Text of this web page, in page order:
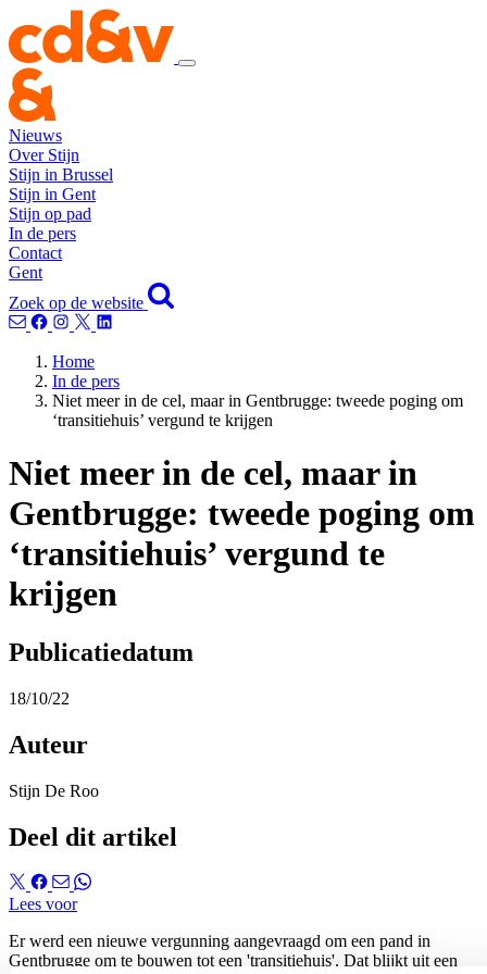
Nieuws
Over Stijn
Stijn in Brussel
Stijn in Gent
Stijn op pad
In de pers
Contact
Gent
Zoek op de website
Home
In de pers
Niet meer in de cel, maar in Gentbrugge: tweede poging om
‘transitiehuis’ vergund te krijgen
Niet meer in de cel, maar in
Gentbrugge: tweede poging om
‘transitiehuis’ vergund te
krijgen
Publicatiedatum
18/10/22
Auteur
Stijn De Roo
Deel dit artikel
Lees voor
Er werd een nieuwe vergunning aangevraagd om een pand in
Gentbrugge om te bouwen tot een 'transitiehuis'. Dat blijkt uit een